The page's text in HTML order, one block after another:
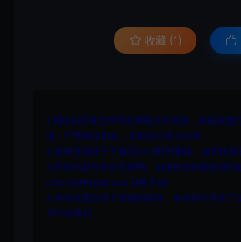
收藏 (1)
1.网站内所有文件均为网络共享资源，本站仅做
流，严禁商业用途，否则自行承担后果。
2.所有资源请于下载后24小时内删除。如需体验
3.所有内容均来自互联网。如侵犯您的版权或利
cvformat#gmail.com (#换为@)
4.本站收费仅用于资源的保存、备份和分享所产
无任何盈利。